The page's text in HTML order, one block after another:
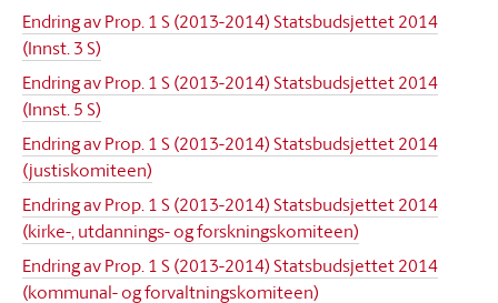
Endring av Prop. 1 S (2013-2014) Statsbudsjettet 2014
(Innst. 3 S)
Endring av Prop. 1 S (2013-2014) Statsbudsjettet 2014
(Innst. 5 S)
Endring av Prop. 1 S (2013-2014) Statsbudsjettet 2014
(justiskomiteen)
Endring av Prop. 1 S (2013-2014) Statsbudsjettet 2014
(kirke-, utdannings- og forskningskomiteen)
Endring av Prop. 1 S (2013-2014) Statsbudsjettet 2014
(kommunal- og forvaltningskomiteen)